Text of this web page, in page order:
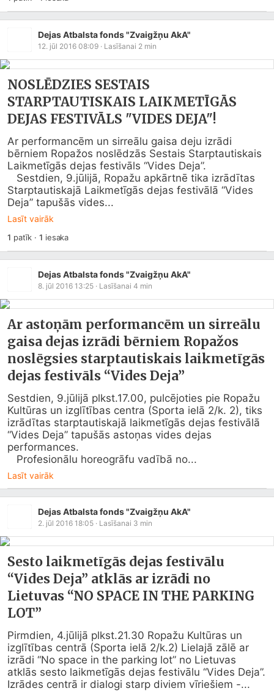
Dejas Atbalsta fonds "Zvaigžņu AkA"
12. jūl 2016 08:09 · Lasīšanai 2 min
NOSLĒDZIES SESTAIS
STARPTAUTISKAIS LAIKMETĪGĀS
DEJAS FESTIVĀLS "VIDES DEJA"!
Ar performancēm un sirreālu gaisa deju izrādi
bērniem Ropažos noslēdzās Sestais Starptautiskais
Laikmetīgās dejas festivāls “Vides Deja”.
Starptautiskajā Laikmetīgās dejas festivālā “Vides
Deja” tapušās vides...
Lasīt vairāk
1 patīk ·1 iesaka
Dejas Atbalsta fonds "Zvaigžņu AkA"
8. jūl 2016 13:25 · Lasīšanai 4 min
Ar astoņām performancēm un sirreālu
gaisa dejas izrādi bērniem Ropažos
noslēgsies starptautiskais laikmetīgās
dejas festivāls “Vides Deja”
Sestdien, 9.jūlijā plkst.17.00, pulcējoties pie Ropažu
Kultūras un izglītības centra (Sporta ielā 2/k. 2), tiks
izrādītas starptautiskajā laikmetīgās dejas festivālā
“Vides Deja” tapušās astoņas vides dejas
performances.
   Profesionālu horeogrāfu vadībā no...
Lasīt vairāk
Dejas Atbalsta fonds "Zvaigžņu AkA"
2. jūl 2016 18:05 · Lasīšanai 3 min
Sesto laikmetīgās dejas festivālu
“Vides Deja” atklās ar izrādi no
Lietuvas “NO SPACE IN THE PARKING
LOT”
Pirmdien, 4.jūlijā plkst.21.30 Ropažu Kultūras un
izglītības centrā (Sporta ielā 2/k.2) Lielajā zālē ar
izrādi “No space in the parking lot” no Lietuvas
atklās sesto laikmetīgās dejas festivālu “Vides Deja”.
Izrādes centrā ir dialogi starp diviem vīriešiem -...